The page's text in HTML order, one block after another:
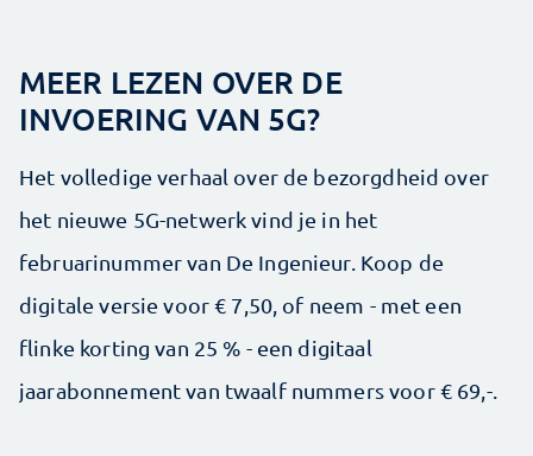
MEER LEZEN OVER DE
INVOERING VAN 5G?
Het volledige verhaal over de bezorgdheid over
het nieuwe 5G-netwerk vind je in het
februarinummer van De Ingenieur. Koop de
digitale versie voor € 7,50, of neem - met een
flinke korting van 25 % - een digitaal
jaarabonnement van twaalf nummers voor € 69,-.